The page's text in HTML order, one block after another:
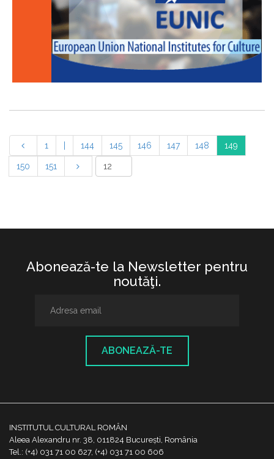
1 144 145 146 147 148 149
150 151
Abonează-te la Newsletter pentru
noutăţi.
ABONEAZĂ-TE
INSTITUTUL CULTURAL ROMÂN
Aleea Alexandru nr. 38, 011824 București, România
Tel.: (+4) 031 71 00 627, (+4) 031 71 00 606